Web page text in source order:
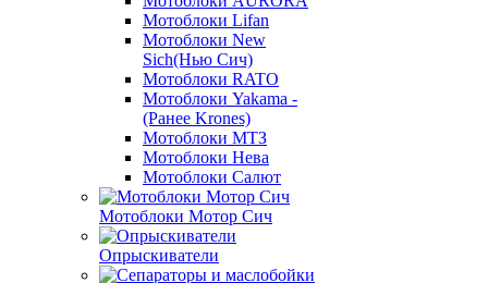
Мотоблоки Lifan
Мотоблоки New
Sich(Нью Сич)
Мотоблоки RATO
Мотоблоки Yakama -
(Ранее Krones)
Мотоблоки МТЗ
Мотоблоки Нева
Мотоблоки Салют
Мотоблоки Мотор Сич
Опрыскиватели